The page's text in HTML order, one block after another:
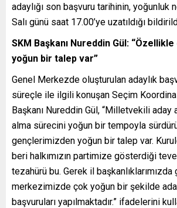
adaylığı son başvuru tarihinin, yoğunluk
Salı günü saat 17.00’ye uzatıldığı
SKM Başkanı Nureddin Gül:
yoğun bir talep var”
Genel Merkezde oluşturulan adaylık
süreçle ile ilgili konuşan Seçim
Başkanı Nureddin Gül, “Milletvekili aday
alma sürecini yoğun bir tempoyla
gençlerimizden yoğun bir talep var.
beri halkımızın partimize gösterdiği
tezahürü bu. Gerek il
merkezimizde çok yoğun bir şekilde
başvuruları yapılmaktadır.” ifadelerini